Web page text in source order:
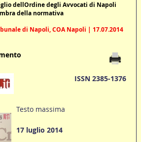
dellOrdine degli Avvocati di Napoli
della normativa
di Napoli, COA Napoli | 17.07.2014
ISSN 2385-1376
Testo massima
17 luglio 2014